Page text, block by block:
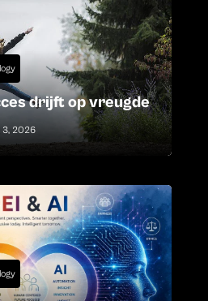
drijft op vreugde
3, 2026